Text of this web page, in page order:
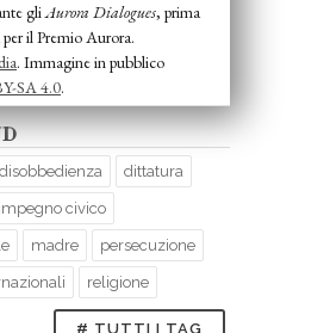
gliAurora Dialogues, prima
il Premio Aurora.
. Immagine in pubblico
SA 4.0.
disobbedienza dittatura
impegno civico
madre persecuzione
religione
# TUTTI I TAG